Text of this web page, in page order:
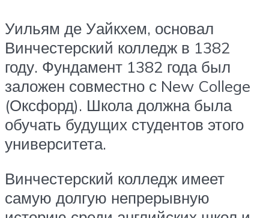
Уильям де Уайкхем, основал
Винчестерский колледж в 1382
году. Фундамент 1382 года был
заложен совместно с New College
(Оксфорд). Школа должна была
обучать будущих студентов этого
университета.
Винчестерский колледж имеет
самую долгую непрерывную